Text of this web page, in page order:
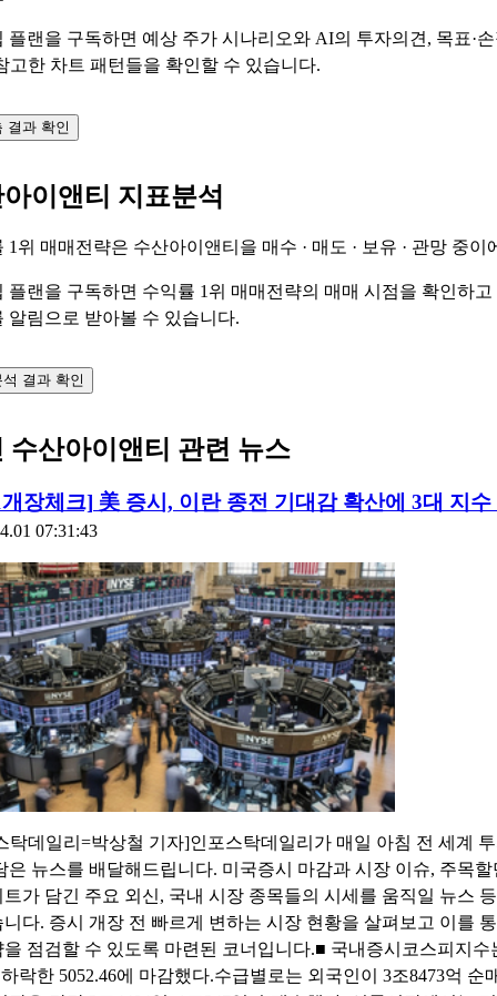
플랜을 구독하면 예상 주가 시나리오와 AI의 투자의견, 목표·
고한 차트 패턴들을 확인할 수 있습니다.
결과 확인
이앤티 지표분석
1위 매매전략은 수산아이앤티을 매수 · 매도 · 보유 · 관망중이
플랜을 구독하면 수익률 1위 매매전략의 매매 시점을 확인하고
알림으로 받아볼 수 있습니다.
결과 확인
수산아이앤티 관련 뉴스
장체크] 美 증시, 이란 종전 기대감 확산에 3대 지수
07:31:43
탁데일리=박상철 기자]인포스탁데일리가 매일 아침 전 세계
은 뉴스를 배달해드립니다. 미국증시 마감과 시장 이슈, 주목할
가 담긴 주요 외신, 국내 시장 종목들의 시세를 움직일 뉴스
다. 증시 개장 전 빠르게 변하는 시장 현황을 살펴보고 이를
점검할 수 있도록 마련된 코너입니다.■ 국내증시코스피지수
하락한 5052.46에 마감했다.수급별로는 외국인이 3조8473억 순